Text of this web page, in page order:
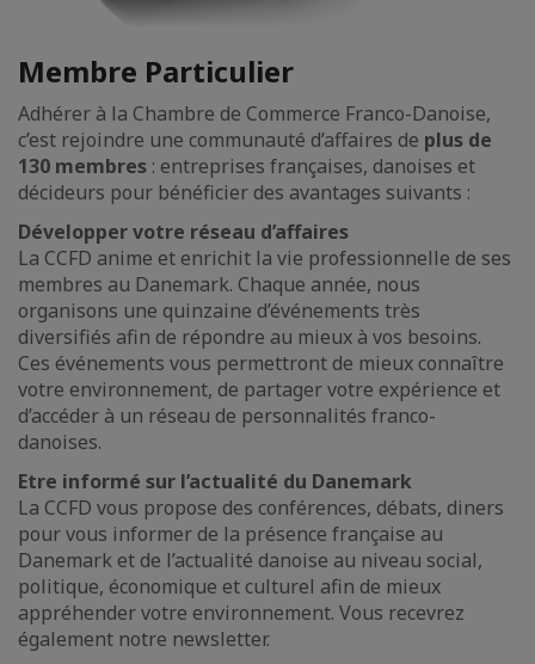
Membre Particulier
Adhérer à la Chambre de Commerce Franco-Danoise,
c’est rejoindre une communauté d’affaires de plus de
130 membres : entreprises françaises, danoises et
décideurs pour bénéficier des avantages suivants :
Développer votre réseau d’affaires
La CCFD anime et enrichit la vie professionnelle de ses
membres au Danemark. Chaque année, nous
organisons une quinzaine d’événements très
diversifiés afin de répondre au mieux à vos besoins.
Ces événements vous permettront de mieux connaître
votre environnement, de partager votre expérience et
d’accéder à un réseau de personnalités franco-
danoises.
Etre informé sur l’actualité du Danemark
La CCFD vous propose des conférences, débats, diners
pour vous informer de la présence française au
Danemark et de l’actualité danoise au niveau social,
politique, économique et culturel afin de mieux
appréhender votre environnement. Vous recevrez
également notre newsletter.